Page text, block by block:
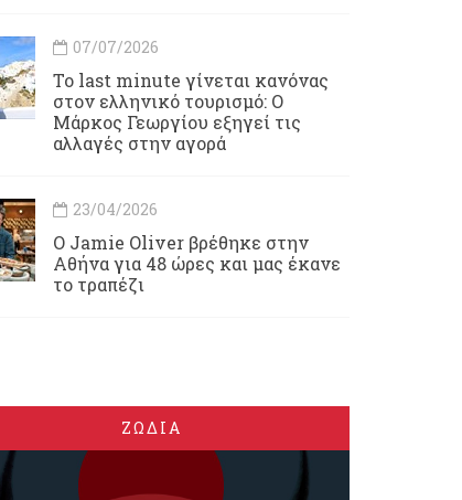
07/07/2026
Το last minute γίνεται κανόνας
στον ελληνικό τουρισμό: Ο
Μάρκος Γεωργίου εξηγεί τις
αλλαγές στην αγορά
23/04/2026
Ο Jamie Oliver βρέθηκε στην
Αθήνα για 48 ώρες και μας έκανε
το τραπέζι
ΖΩΔΙΑ